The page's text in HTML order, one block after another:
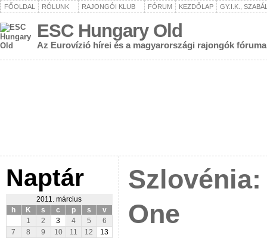
FŐOLDAL RÓLUNK RAJONGÓI KLUB FÓRUM KEZDŐLAP GY.I.K.,
ESC Hungary Old
Az Eurovízió hírei és a magyarországi rajongók fóruma
Naptár
2011. március
h
K s c p s
v
1
2 3 4 5
6
7
8 9 10 11 12
13
One